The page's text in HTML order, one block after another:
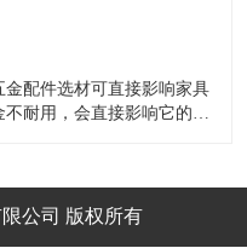
颖、美观、更具时代潮流
配件选材可直接影响家具
耐用，会直接影响它的使
同：钳工、表面涂覆处
公司 版权所有